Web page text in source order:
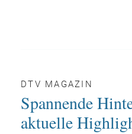
DTV MAGAZIN
Spannende
aktuelle